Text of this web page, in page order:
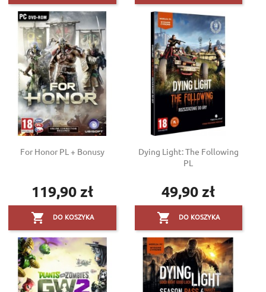
For Honor PL + Bonusy
Cena
119,90 zł
 DO KOSZYKA
Dying Light: The Following
PL
Cena
49,90 zł
 DO KOSZYKA